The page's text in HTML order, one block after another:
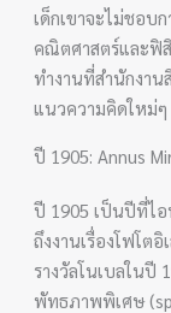
เด็กเขาจะไม่ชอบ
คณิตศาสตร์และฟิ
ทำงานที่สำนักงาน
แนวความคิดใหม่ๆ
ปี 1905: Annus
ปี 1905 เป็นปีที่ไ
ถึงงานเรื่องโฟโต
รางวัลโนเบลในปี
พัทธภาพพิเศษ